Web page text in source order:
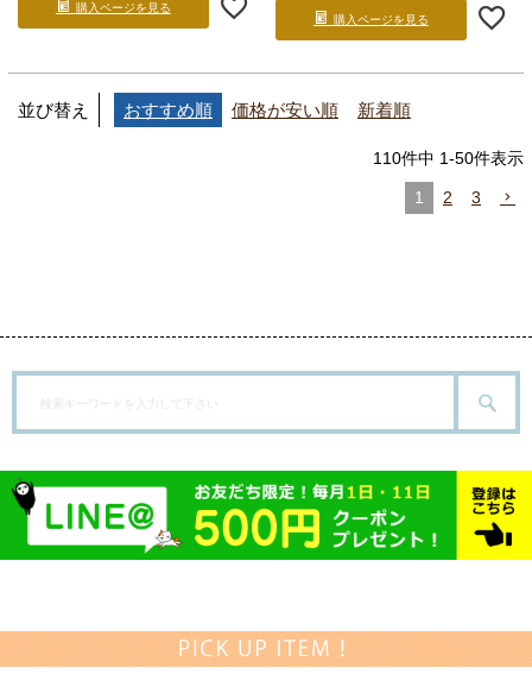
購入ページを見る
購入ページを見る
並び替え おすすめ順 価格が安い順 新着順
110件中 1-50件表示
1 2 3